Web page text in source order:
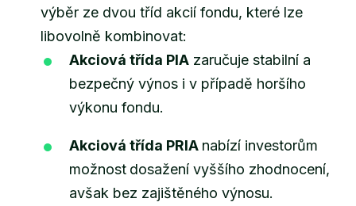
výběr ze dvou tříd akcií fondu, které lze
libovolně kombinovat:
Akciová třída PIA zaručuje stabilní a
bezpečný výnos i v případě horšího
výkonu fondu.
Akciová třída PRIA nabízí investorům
možnost dosažení vyššího zhodnocení,
avšak bez zajištěného výnosu.